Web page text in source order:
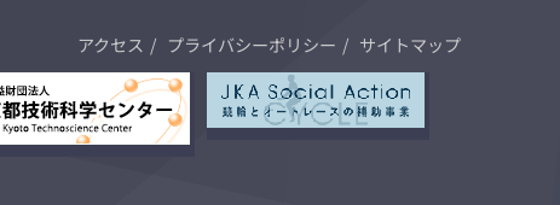
アクセス プライバシーポリシー サイトマップ